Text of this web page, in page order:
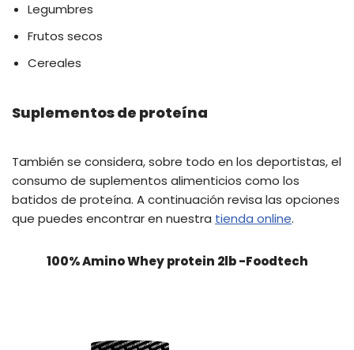
Legumbres
Frutos secos
Cereales
Suplementos de proteína
También se considera, sobre todo en los deportistas, el
consumo de suplementos alimenticios como los
batidos de proteína. A continuación revisa las opciones
que puedes encontrar en nuestra tienda online.
100% Amino Whey protein 2lb -Foodtech